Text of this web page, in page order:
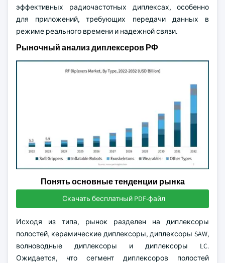
эффективных радиочастотных диплексах, особенно
для приложений, требующих передачи данных в
режиме реального времени и надежной связи.
Рыночный анализ диплексеров РФ
Понять основные тенденции рынка
Скачать бесплатный PDF-файл
Исходя из типа, рынок разделен на диплексоры
полостей, керамические диплексоры, диплексоры SAW,
волноводные диплексоры и диплексоры LC.
Ожидается, что сегмент диплексоров полостей